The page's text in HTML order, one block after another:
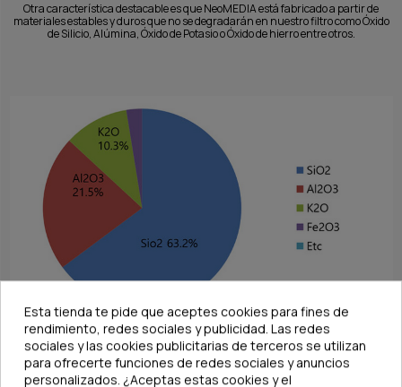
Otra característica destacable es que NeoMEDIA está fabricado a partir de
materiales estables y duros que no se degradarán en nuestro filtro como Óxido
de Silicio, Alúmina, Óxido de Potasio o Óxido de hierro entre otros.
Adicionalmente, para conseguir ésta dureza, estabilidad y duración en el
acuario, NeoMEDIA es fabricado mediante un proceso en cinco etapas, en
primer lugar se mezclan los componentes para seguidamente proceder a dos
Esta tienda te pide que aceptes cookies para fines de
rendimiento, redes sociales y publicidad. Las redes
sociales y las cookies publicitarias de terceros se utilizan
para ofrecerte funciones de redes sociales y anuncios
personalizados. ¿Aceptas estas cookies y el